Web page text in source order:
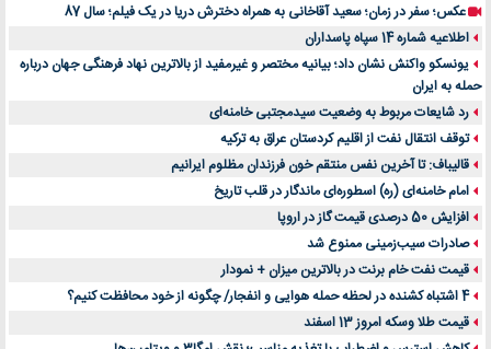
عکس؛ سفر در زمان؛ سعید آقاخانی به همراه دخترش دریا در یک فیلم؛ سال 87
اطلاعیه شماره 14 سپاه پاسداران
یونسکو واکنش نشان داد؛ بیانیه مختصر و غیرمفید از بالاترین نهاد فرهنگی جهان درباره
حمله به ایران
رد شایعات مربوط به وضعیت سیدمجتبی خامنه‌ای
توقف انتقال نفت از اقلیم کردستان عراق به ترکیه
قالیباف: تا آخرین نفس منتقم خون فرزندان مظلوم ایرانیم
امام خامنه‌ای (ره) اسطوره‌ای ماندگار در قلب تاریخ
افزایش 50 درصدی قیمت گاز در اروپا
صادرات سیب‌زمینی ممنوع شد
قیمت نفت خام برنت در بالاترین میزان + نمودار
4 اشتباه کشنده در لحظه حمله هوایی و انفجار/ چگونه از خود محافظت کنیم؟
قیمت طلا وسکه امروز 13 اسفند